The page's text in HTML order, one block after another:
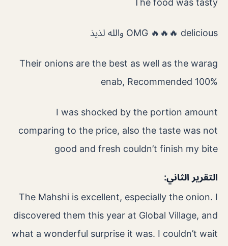
The food was tasty
OMG 🔥🔥🔥 delicious والله لذيذ
Their onions are the best as well as the warag
enab, Recommended 100%
I was shocked by the portion amount
comparing to the price, also the taste was not
good and fresh couldn’t finish my bite
التقرير الثاني:
The Mahshi is excellent, especially the onion. I
discovered them this year at Global Village, and
what a wonderful surprise it was. I couldn’t wait